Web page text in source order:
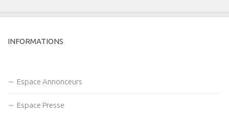
INFORMATIONS
Espace Annonceurs
Espace Presse